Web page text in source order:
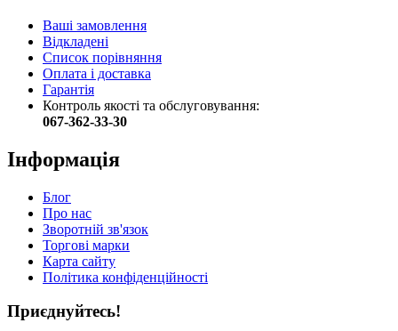
Ваші замовлення
Відкладені
Список порівняння
Оплата і доставка
Гарантія
Контроль якості та обслуговування:
067-362-33-30
Інформація
Блог
Про нас
Зворотній зв'язок
Торгові марки
Карта сайту
Політика конфіденційності
Приєднуйтесь!